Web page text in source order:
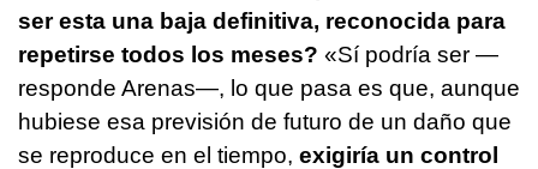
ser esta una baja definitiva, reconocida para
repetirse todos los meses? «Sí podría ser —
responde Arenas—, lo que pasa es que, aunque
hubiese esa previsión de futuro de un daño que
se reproduce en el tiempo, exigiría un control